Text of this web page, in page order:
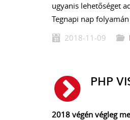
ugyanis lehetőséget
Tegnapi nap
2018-11-09
PHP
2018 végén végleg